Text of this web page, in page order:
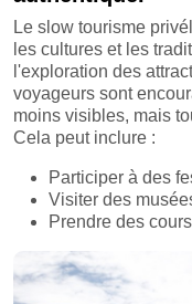
Le slow tourisme
les cultures et les
l'exploration des
voyageurs sont
moins visibles, mais
Cela peut inclure :
Participer à des
Visiter des
Prendre des